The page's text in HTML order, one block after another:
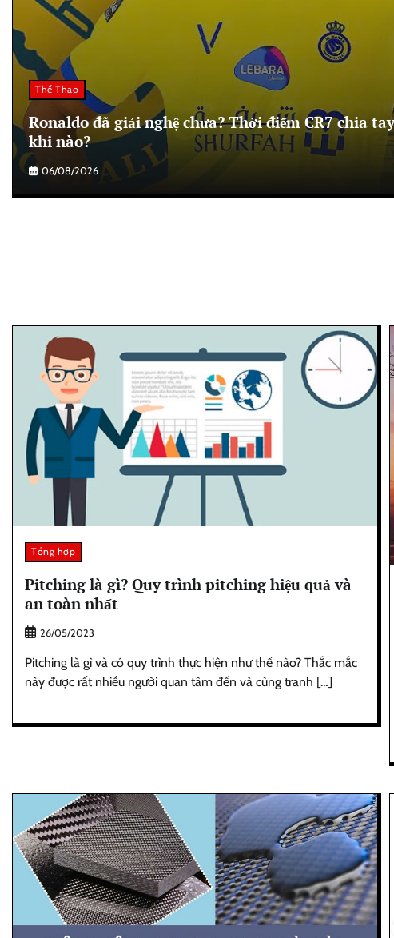
Thể Thao
Ronaldo đã giải nghệ chưa? Thời điểm CR7 chia
khi nào?
06/08/2026
Tổng hợp
Pitching là gì? Quy trình pitching hiệu quả và
an toàn nhất
26/05/2023
Pitching là gì và có quy trình thực hiện như thế nào? Thắc mắc
này được rất nhiều người quan tâm đến và cùng tranh […]